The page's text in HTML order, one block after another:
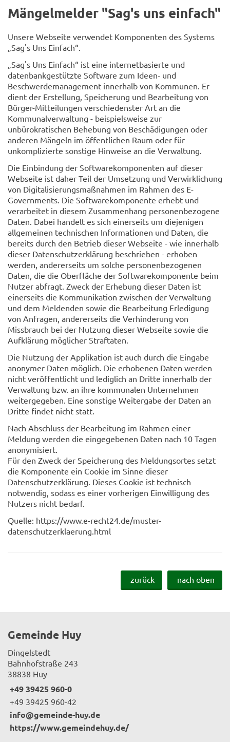
Mängelmelder "Sag's uns einfach"
Unsere Webseite verwendet Komponenten des Systems
„Sag's Uns Einfach“.
„Sag's Uns Einfach“ ist eine internetbasierte und
datenbankgestützte Software zum Ideen- und
Beschwerdemanagement innerhalb von Kommunen. Er
dient der Erstellung, Speicherung und Bearbeitung von
Bürger-Mitteilungen verschiedenster Art an die
Kommunalverwaltung - beispielsweise zur
unbürokratischen Behebung von Beschädigungen oder
anderen Mängeln im öffentlichen Raum oder für
unkomplizierte sonstige Hinweise an die Verwaltung.
Die Einbindung der Softwarekomponenten auf dieser
Webseite ist daher Teil der Umsetzung und Verwirklichung
von Digitalisierungsmaßnahmen im Rahmen des E-
Governments. Die Softwarekomponente erhebt und
verarbeitet in diesem Zusammenhang personenbezogene
Daten. Dabei handelt es sich einerseits um diejenigen
allgemeinen technischen Informationen und Daten, die
bereits durch den Betrieb dieser Webseite - wie innerhalb
dieser Datenschutzerklärung beschrieben - erhoben
werden, andererseits um solche personenbezogenen
Daten, die die Oberfläche der Softwarekomponente beim
Nutzer abfragt. Zweck der Erhebung dieser Daten ist
einerseits die Kommunikation zwischen der Verwaltung
und dem Meldenden sowie die Bearbeitung Erledigung
von Anfragen, andererseits die Verhinderung von
Missbrauch bei der Nutzung dieser Webseite sowie die
Aufklärung möglicher Straftaten.
Die Nutzung der Applikation ist auch durch die Eingabe
anonymer Daten möglich. Die erhobenen Daten werden
nicht veröffentlicht und lediglich an Dritte innerhalb der
Verwaltung bzw. an ihre kommunalen Unternehmen
weitergegeben. Eine sonstige Weitergabe der Daten an
Dritte findet nicht statt.
Nach Abschluss der Bearbeitung im Rahmen einer
Meldung werden die eingegebenen Daten nach 10 Tagen
anonymisiert.
Für den Zweck der Speicherung des Meldungsortes setzt
die Komponente ein Cookie im Sinne dieser
Datenschutzerklärung. Dieses Cookie ist technisch
notwendig, sodass es einer vorherigen Einwilligung des
Nutzers nicht bedarf.
Quelle: https://www.e-recht24.de/muster-
datenschutzerklaerung.html
zurück nach oben
Gemeinde Huy
Dingelstedt
Bahnhofstraße 243
38838 Huy
+49 39425 960-0
+49 39425 960-42
info@gemeinde-huy.de
https://www.gemeindehuy.de/